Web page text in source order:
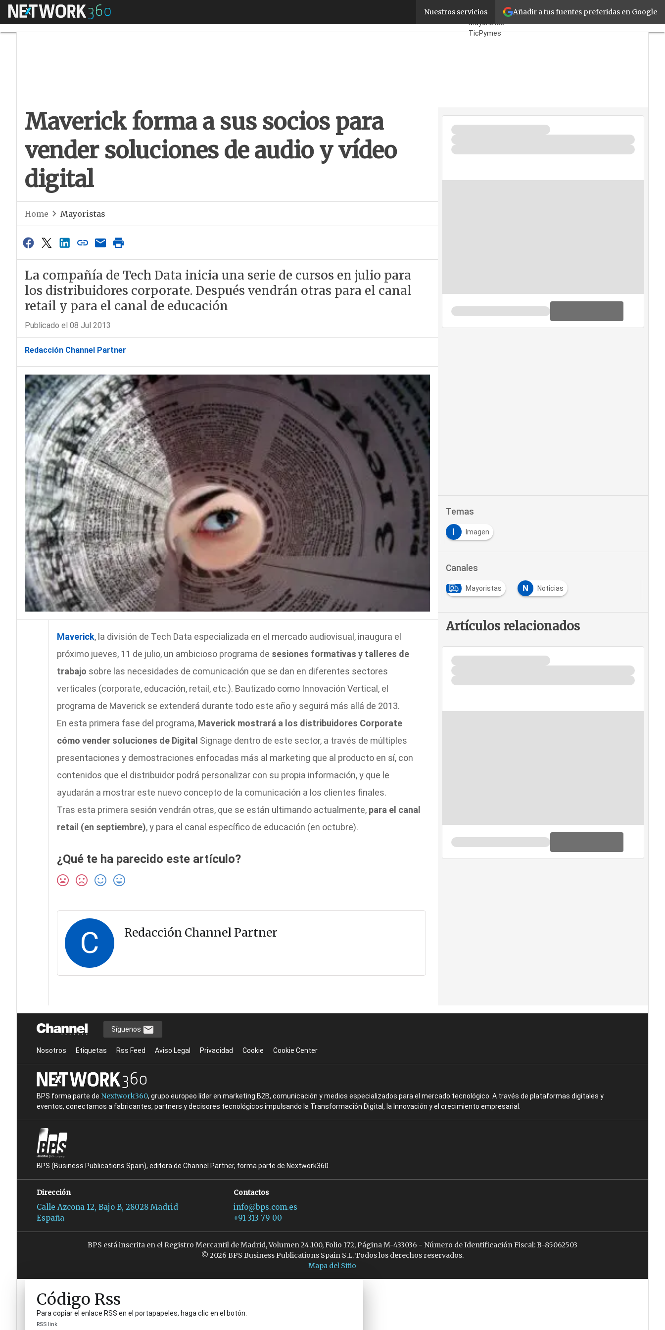
Añadir a tus fuentes preferidas en Google
Nuestros servicios
Menú Maverick forma a sus socios para vender soluciones de audio y vídeo digitalFabricantes
Mayoristas
TicPymes
Maverick forma a sus socios para
vender soluciones de audio y vídeo
digital
Home Mayoristas
La compañía de Tech Data inicia una serie de cursos en julio para
los distribuidores corporate. Después vendrán otras para el canal
retail y para el canal de educación
Publicado el 08 Jul 2013
Redacción Channel Partner
Maverick, la división de Tech Data especializada en el mercado audiovisual, inaugura el
próximo jueves, 11 de julio, un ambicioso programa de sesiones formativas y talleres de
trabajo sobre las necesidades de comunicación que se dan en diferentes sectores
verticales (corporate, educación, retail, etc.). Bautizado como Innovación Vertical, el
programa de Maverick se extenderá durante todo este año y seguirá más allá de 2013.
En esta primera fase del programa, Maverick mostrará a los distribuidores Corporate
cómo vender soluciones de Digital Signage dentro de este sector, a través de múltiples
presentaciones y demostraciones enfocadas más al marketing que al producto en sí, con
contenidos que el distribuidor podrá personalizar con su propia información, y que le
ayudarán a mostrar este nuevo concepto de la comunicación a los clientes finales.
Tras esta primera sesión vendrán otras, que se están ultimando actualmente,para el canal
retail (en septiembre), y para el canal específico de educación (en octubre).
¿Qué te ha parecido este artículo?
C Redacción Channel Partner
Temas
Imagen
Canales
Mayoristas N Noticias
Artículos relacionados
Síguenos
Nosotros Etiquetas Rss Feed Aviso Legal Privacidad Cookie Cookie Center
BPS forma parte de Nextwork360, grupo europeo líder en marketing B2B, comunicación y medios especializados para el mercado tecnológico. A través de plataformas digitales y
eventos, conectamos a fabricantes, partners y decisores tecnológicos impulsando la Transformación Digital, la Innovación y el crecimiento empresarial.
BPS (Business Publications Spain), editora de Channel Partner, forma parte de Nextwork360.
Dirección
Calle Azcona 12, Bajo B, 28028 Madrid
España
Contactos
info@bps.com.es
+91 313 79 00
BPS está inscrita en el Registro Mercantil de Madrid, Volumen 24.100, Folio 172, Página M-433036 - Número de Identificación Fiscal: B-85062503
© 2026 BPS Business Publications Spain S.L. Todos los derechos reservados.
Mapa del Sitio
Código Rss
Para copiar el enlace RSS en el portapapeles, haga clic en el botón.
RSS link